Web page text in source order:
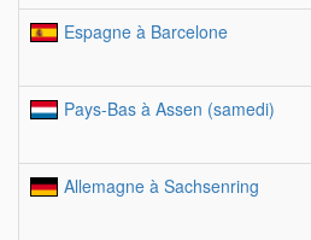
Espagne à Barcelone
Pays-Bas à Assen (samedi)
Allemagne à Sachsenring